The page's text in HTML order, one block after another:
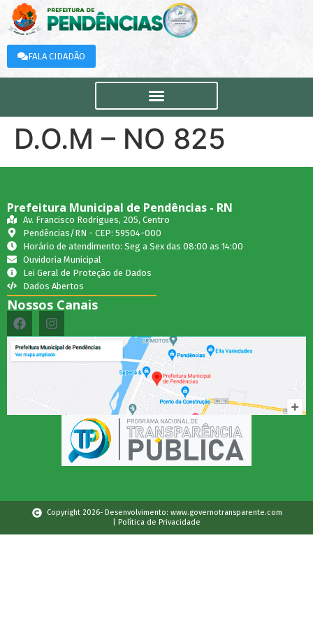
FALA CIDADÃO
D.O.M – NO 825
Prefeitura Municipal de Pendências - RN
Av. Francisco Rodrigues, 205, Centro
Pendências/RN - CEP: 59504-000
Horário de atendimento: Seg a Sex das 08:00 as 14:00
Ouvidoria Municipal
Lei Geral de Proteção de Dados
Dados Abertos
Nossos Canais
Copyright 2026- Desenvolvimento: www.governotransparente.com
| Política de Privacidade